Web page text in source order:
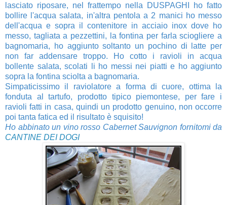
lasciato riposare, nel frattempo nella DUSPAGHI
ho fatto
bollire l'acqua salata, in'altra pentola a 2 manici ho messo
dell'acqua e sopra il contenitore in acciaio inox dove ho
messo, tagliata a pezzettini, la fontina per farla sciogliere a
bagnomaria, ho aggiunto soltanto un pochino di latte per
non far addensare troppo. Ho cotto i ravioli in acqua
bollente salata, scolati li ho messi nei piatti e ho aggiunto
sopra la fontina sciolta a bagnomaria.
Simpaticissimo il raviolatore a forma di cuore, ottima la
fonduta al tartufo, prodotto tipico piemontese, per fare i
raviolifatti in casa, quindi un prodotto genuino, non occorre
poi tanta fatica ed il risultato è squisito!
Ho abbinato un vino rosso Cabernet Sauvignon fornitomi da
CANTINE DEI DOGI